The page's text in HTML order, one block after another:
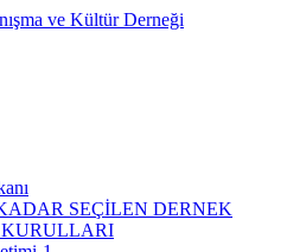
SEÇİLEN DERNEK